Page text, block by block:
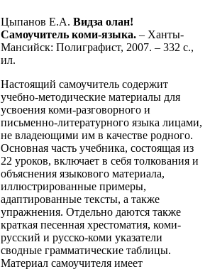
Цыпанов Е.А. Видза олан!
Самоучитель коми-языка. – Ханты-
Мансийск: Полиграфист, 2007. – 332 с.,
ил.
Настоящий самоучитель содержит
учебно-методические материалы для
усвоения коми-разговорного и
письменно-литературного языка лицами,
не владеющими им в качестве родного.
Основная часть учебника, состоящая из
22 уроков, включает в себя толкования и
объяснения языкового материала,
иллюстрированные примеры,
адаптированные тексты, а также
упражнения. Отдельно даются также
краткая песенная хрестоматия, коми-
русский и русско-коми указатели
сводные грамматические таблицы.
Материал самоучителя имеет